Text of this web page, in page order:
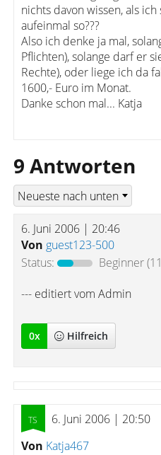
nichts davon wissen, als
aufeinmal so???
Also ich denke ja mal,
Pflichten), solange darf er
Rechte), oder liege ich da
1600,- Euro im Monat.
Danke schon mal... Katja
9 Antworten
6. Juni 2006 | 20:46
Von guest123-500
Status:
Beginner
--- editiert vom Admin
0x Hilfreich
6. Juni 2006 | 20:50
Von Katja467